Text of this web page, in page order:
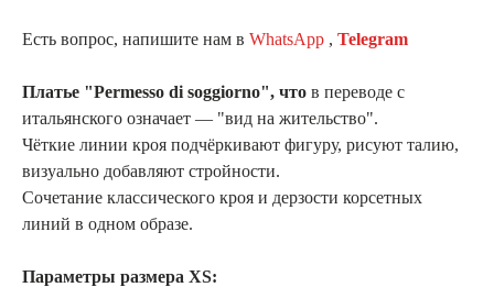
Есть вопрос, напишите нам в WhatsApp , Telegram
Платье "Permesso di soggiorno", что в переводе с
итальянского означает — "вид на жительство".
Чёткие линии кроя подчёркивают фигуру, рисуют талию,
визуально добавляют стройности.
Сочетание классического кроя и дерзости корсетных
линий в одном образе.
Параметры размера XS: